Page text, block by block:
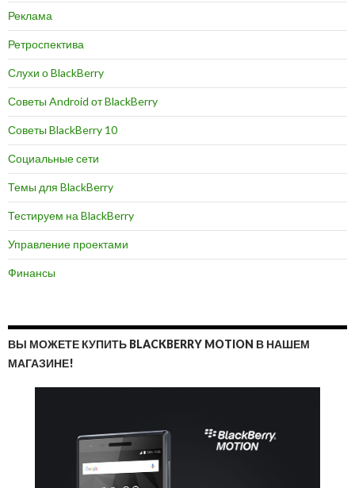
Реклама
Ретроспектива
Слухи о BlackBerry
Советы Android от BlackBerry
Советы BlackBerry 10
Социальные сети
Темы для BlackBerry
Тестируем на BlackBerry
Управление проектами
Финансы
ВЫ МОЖЕТЕ КУПИТЬ BLACKBERRY MOTION В НАШЕМ
МАГАЗИНЕ!